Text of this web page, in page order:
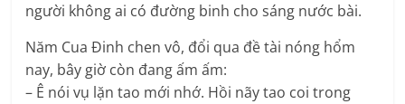
người không ai có đường binh cho sáng nước bài.
Năm Cua Đinh chen vô, đổi qua đề tài nóng hổm
nay, bây giờ còn đang ấm ấm:
– Ê nói vụ lặn tao mới nhớ. Hồi nãy tao coi trong